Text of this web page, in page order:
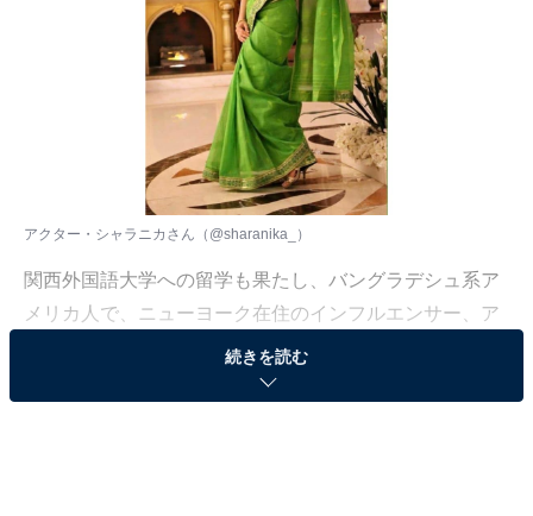
アクター・シャラニカさん（ @sharanika_ ）
関西外国語大学への留学も果たし、バングラデシュ系ア
メリカ人で、ニューヨーク在住のインフルエンサー、ア
クター・シャラニカさん。今回は日本で買いたい物、ま
た円安の影響についても話をうかがいました。
続きを読む